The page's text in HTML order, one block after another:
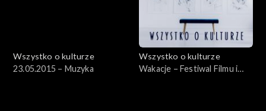
Wszystko o kulturze
23.05.2015 – Muzyka
Wszystko o kulturze
Wakacje – Festiwal Filmu i